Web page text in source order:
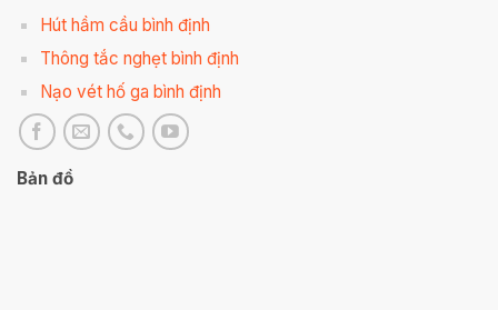
Hút hầm cầu bình định
Thông tắc nghẹt bình định
Nạo vét hố ga bình định
Bản đồ